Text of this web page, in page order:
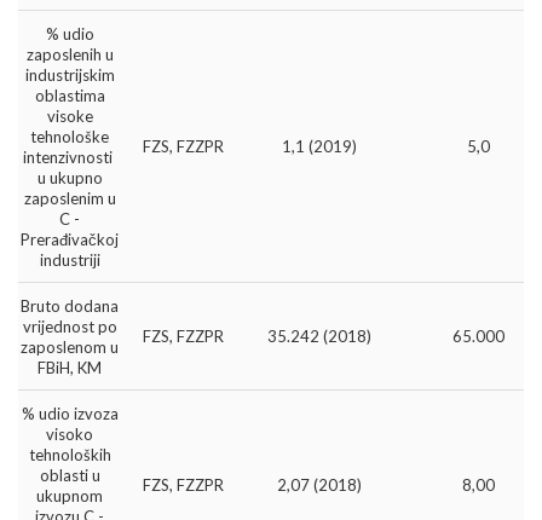
% udio
zaposlenih u
industrijskim
oblastima
visoke
tehnološke
intenzivnosti
u ukupno
zaposlenim u
C -
Prerađivačkoj
industriji
FZS, FZZPR 1,1 (2019) 5,0
Bruto dodana
vrijednost po
zaposlenom u
FBiH, KM
FZS, FZZPR 35.242 (2018) 65.000
% udio izvoza
visoko
tehnoloških
oblasti u
ukupnom
FZS, FZZPR 2,07 (2018) 8,00